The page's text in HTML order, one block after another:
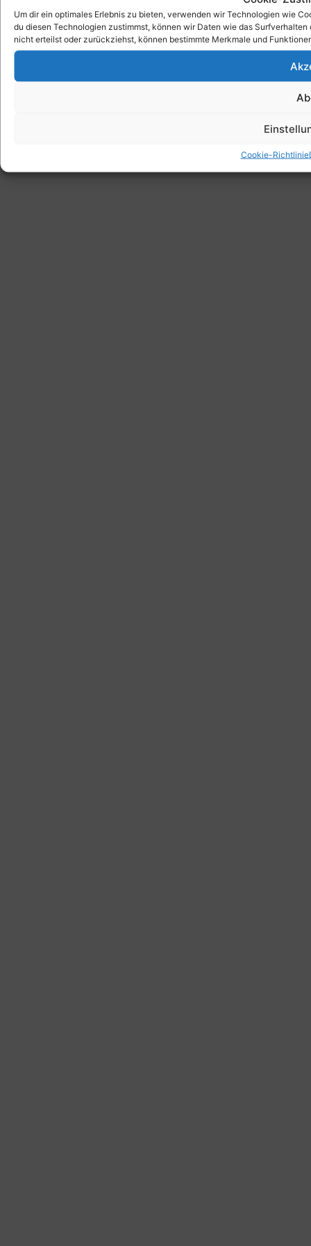
Um dir ein optimales Erlebnis zu bieten, verwenden wir Technologien wie
du diesen Technologien zustimmst, können wir Daten wie das
nicht erteilst oder zurückziehst, können bestimmte Merkmale und
Cookie-Richtlinie